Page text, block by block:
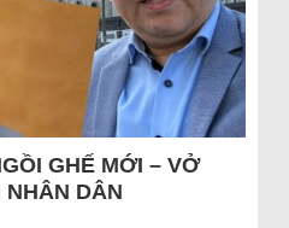
GHẾ MỚI – VỞ
NHÂN DÂN